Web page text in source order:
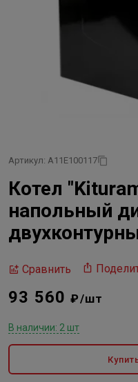
Артикул: A11E100117
Котел
напольный
Сравнить
93 560₽/шт
В наличии: 2 шт